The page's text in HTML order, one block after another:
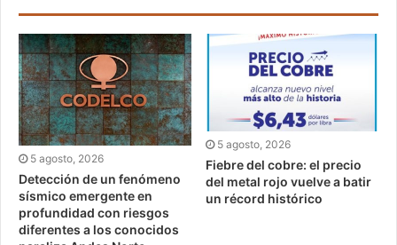
5 agosto, 2026
Detección de un fenómeno
sísmico emergente en
profundidad con riesgos
diferentes a los conocidos
5 agosto, 2026
Fiebre del cobre: el precio
del metal rojo vuelve a batir
un récord histórico